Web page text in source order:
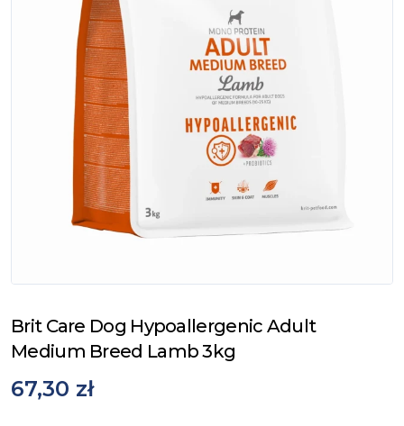
Brit Care Dog Hypoallergenic Adult
Medium Breed Lamb 3kg
67,30 zł